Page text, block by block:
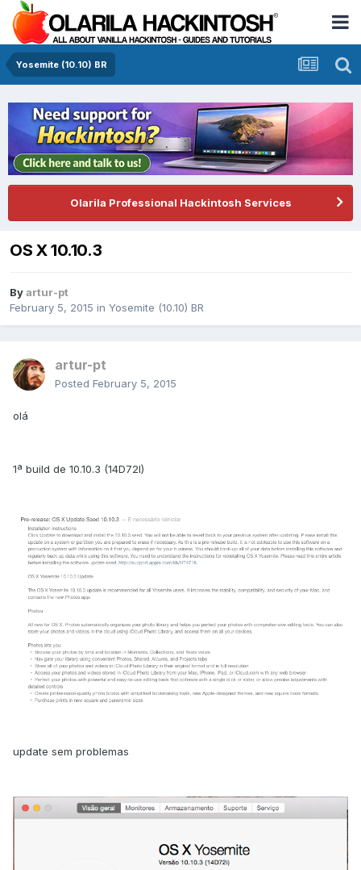
Yosemite (10.10) BR
Olarila Professional Hackintosh Services
OS X 10.10.3
Byartur-pt
February 5, 2015 in Yosemite (10.10) BR
artur-pt
Posted February 5, 2015
olá
1ª build de 10.10.3 (14D72I)
update sem problemas